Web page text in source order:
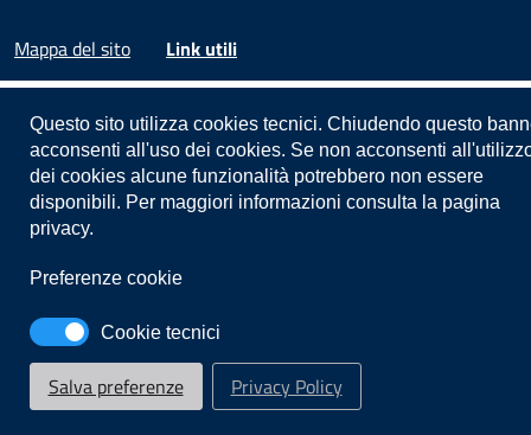
Mappa del sito Link utili
Questo sito utilizza cookies tecnici. Chiudendo questo
acconsenti all'uso dei cookies. Se non acconsenti
dei cookies alcune funzionalità potrebbero non essere
disponibili. Per maggiori informazioni consulta la pagina
privacy.
Preferenze cookie
Cookie tecnici
Salva preferenze Privacy Policy